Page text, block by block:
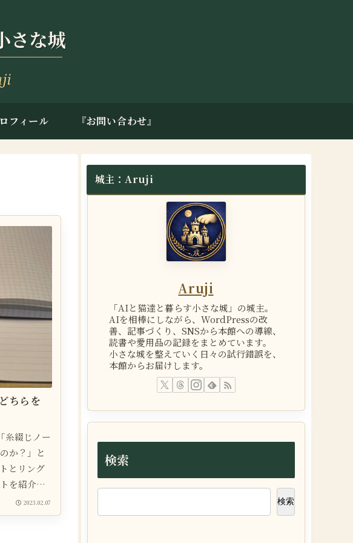
フィール 『お問い合わせ』
ちらを
糸綴じノー
か？」と
とリング
を紹介し
してみて
2023.02.07
城主：Aruji
Aruji
「AIと猫達と暮らす小さな城」の城主。
AIを相棒にしながら、WordPressの改
善、記事づくり、SNSから本館への導線、
読書や愛用品の記録をまとめています。
小さな城を整えていく日々の試行錯誤を、
本館からお届けします。
検索
検索